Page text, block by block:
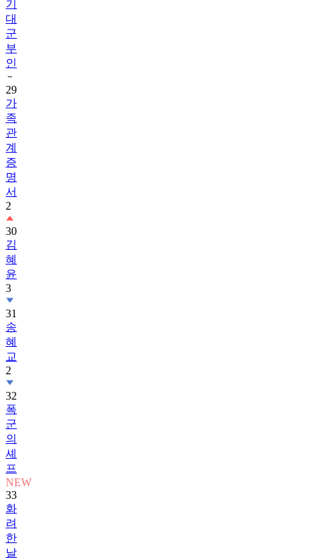
기
대
군
부
인
29
가
족
관
계
증
명
서
2
30
김
혜
윤
3
31
송
혜
교
2
32
폭
군
의
셰
프
NEW
33
화
려
한
날